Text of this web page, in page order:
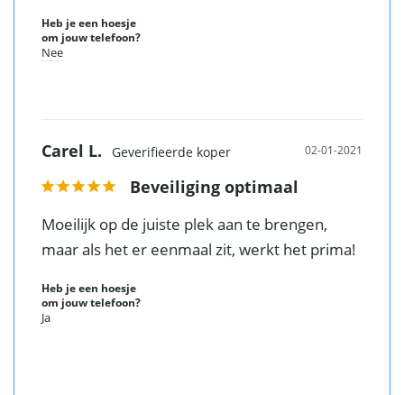
Heb je een hoesje
om jouw telefoon?
Nee
02-01-2021
Carel L.
Beveiliging optimaal
Moeilijk op de juiste plek aan te brengen,
maar als het er eenmaal zit, werkt het prima!
Heb je een hoesje
om jouw telefoon?
Ja